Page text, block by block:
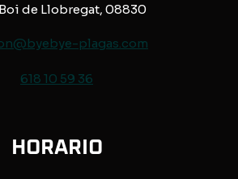
de Llobregat, 08830
plagas.com
618 10 59 36
HORARIO